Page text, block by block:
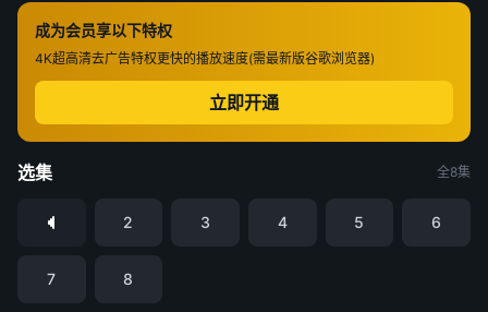
成为会员享以下特权
4K超高清去广告特权更快的播放速度(需最新版谷歌浏览器)
立即开通
选集 全8集
2 3 4 5 6
7 8